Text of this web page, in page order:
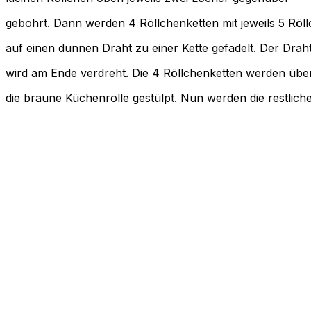
gebohrt. Dann werden 4 Röllchenketten mit jeweils 5
auf einen dünnen Draht zu einer Kette gefädelt. Der
wird am Ende verdreht. Die 4 Röllchenketten werden
die braune Küchenrolle gestülpt. Nun werden die